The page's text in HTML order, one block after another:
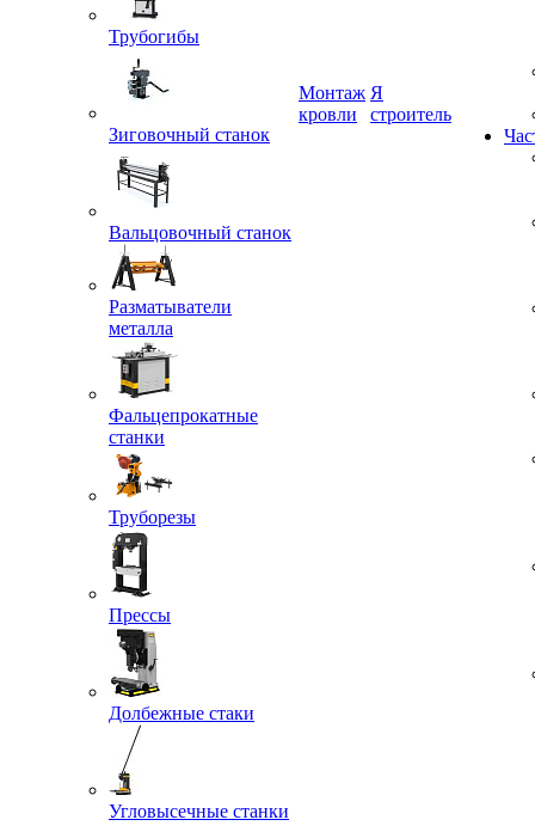
Трубогибы
Зиговочный станок
Вальцовочный станок
Разматыватели
металла
Фальцепрокатные
станки
Труборезы
Прессы
Долбежные стаки
Угловысечные станки
Монтаж
Я